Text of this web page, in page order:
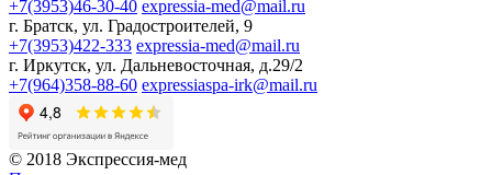
+7(3953)46-30-40 expressia-med@mail.ru
г. Братск, ул. Градостроителей, 9
+7(3953)422-333 expressia-med@mail.ru
г. Иркутск, ул. Дальневосточная, д.29/2
+7(964)358-88-60 expressiaspa-irk@mail.ru
© 2018 Экспрессия-мед